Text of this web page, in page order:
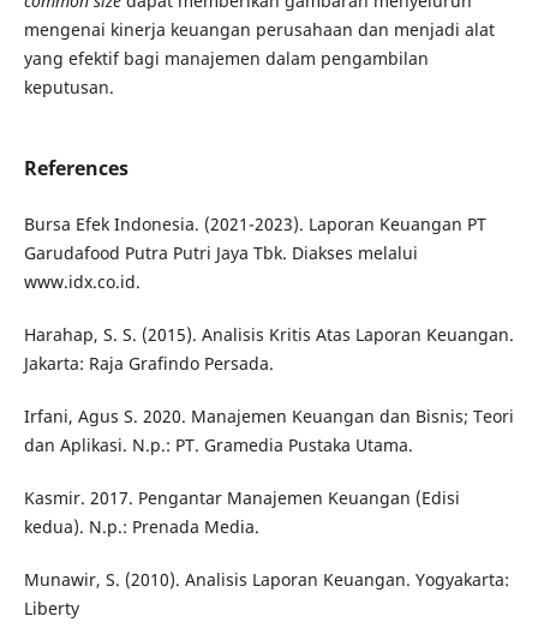
mengenai kinerja keuangan perusahaan dan menjadi alat
yang efektif bagi manajemen dalam pengambilan
keputusan.
References
Bursa Efek Indonesia. (2021-2023). Laporan Keuangan PT
Garudafood Putra Putri Jaya Tbk. Diakses melalui
www.idx.co.id.
Harahap, S. S. (2015). Analisis Kritis Atas Laporan Keuangan.
Jakarta: Raja Grafindo Persada.
Irfani, Agus S. 2020. Manajemen Keuangan dan Bisnis; Teori
dan Aplikasi. N.p.: PT. Gramedia Pustaka Utama.
Kasmir. 2017. Pengantar Manajemen Keuangan (Edisi
kedua). N.p.: Prenada Media.
Munawir, S. (2010). Analisis Laporan Keuangan. Yogyakarta:
Liberty